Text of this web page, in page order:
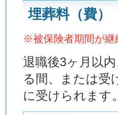
埋葬料（費）
※被保険者期間が継
退職後3ヶ月以
る間、または受
に受けられます。